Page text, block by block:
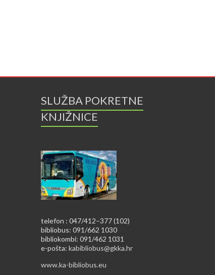
SLUŽBA POKRETNE
KNJIŽNICE
telefon : 047/412–377 (102)
bibliobus: 091/662 1030
bibliokombi: 091/462 1031
e-pošta: kabibliobus@gkka.hr
www.ka-bibliobus.eu